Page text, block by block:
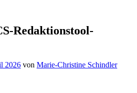
Redaktionstool-
2026 von Marie-Christine Schindler